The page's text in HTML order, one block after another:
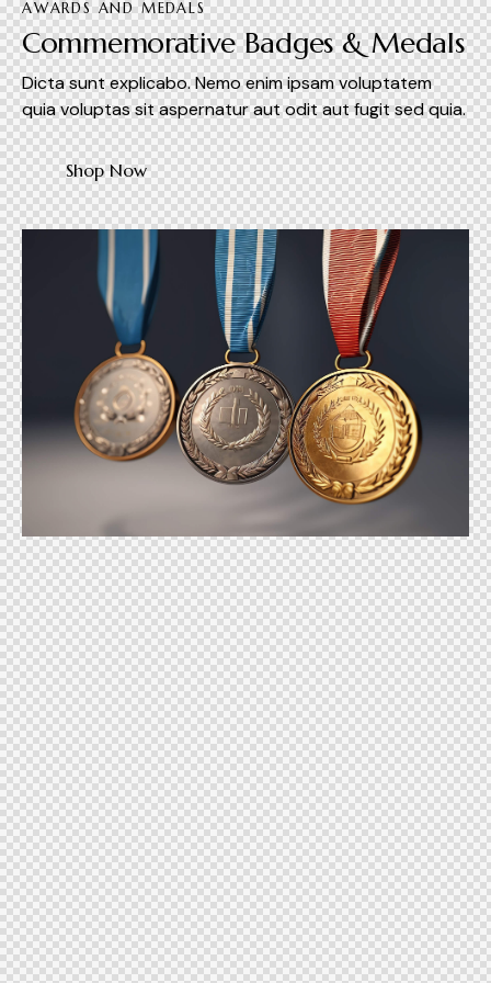
AWARDS AND MEDALS
Commemorative Badges & Medals
Dicta sunt explicabo. Nemo enim ipsam voluptatem
quia voluptas sit aspernatur aut odit aut fugit sed quia.
Shop Now